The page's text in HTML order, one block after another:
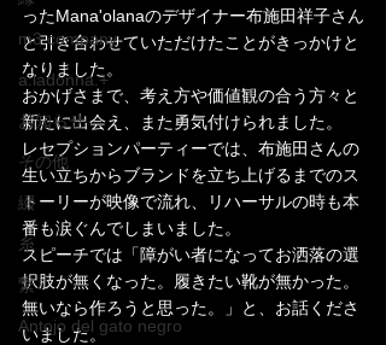
m3 company
a.ladonna.+
お知らせ
その他
綴
糸
繋
Antojo del gato negro
ったMana'olanaのデザイナー布施田祥子さん
と引き合わせていただけたことがきっかけと
なりました。
おかげさまで、考え方や価値観の合う方々と
新たに出会え、また勇気付けられました。
レセプションパーティーでは、布施田さんの
生い立ちからブランドを立ち上げるまでのス
トーリーが映像で流れ、リハーサルの時も本
番も涙ぐんでしまいました。
スピーチでは「障がい者になってお洒落の選
択肢が無くなった。履きたい靴が無かった。
無いなら作ろうと思った。」と、お話くださ
いました。